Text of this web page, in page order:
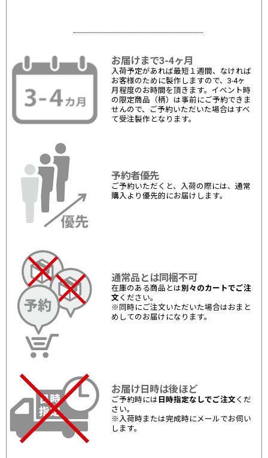
お届けまで3-4ヶ月
入荷予定があれば最短１週間、なければ
お客様のために製作しますので、3-4ヶ
月程度のお時間を頂きます。イベント時
の限定商品（柄）は事前にご予約できま
せんので、ご予約いただいた場合はすべ
て受注製作となります。
予約者優先
ご予約いただくと、入荷の際には、通常
購入より優先的にお届けします。
通常品とは同梱不可
在庫のある商品とは別々のカートでご注
文 ください。
※同時にご注文いただいた場合はおまと
めしてのお届けになります。
お届け日時は後ほど
ご予約時には 日時指定なしでご注文 くだ
さい。
※入荷時または完成時にメールでお伺い
します。